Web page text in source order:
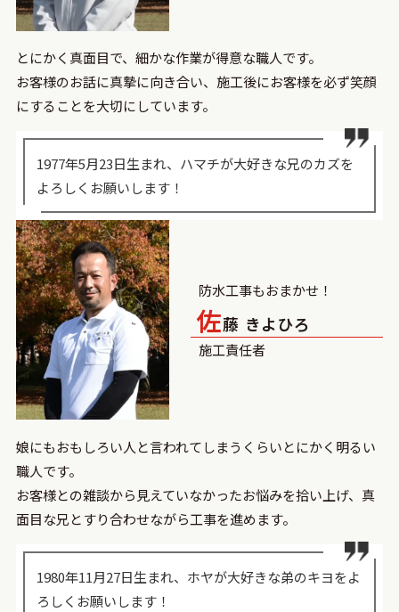
とにかく真面目で、細かな作業が得意な職人です。
お客様のお話に真摯に向き合い、施工後にお客様を必ず笑顔
にすることを大切にしています。
1977年5月23日生まれ、ハマチが大好きな兄のカズを
よろしくお願いします！
防水工事もおまかせ！
佐藤 きよひろ
施⼯責任者
娘にもおもしろい人と言われてしまうくらいとにかく明るい
職人です。
お客様との雑談から見えていなかったお悩みを拾い上げ、真
面目な兄とすり合わせながら工事を進めます。
1980年11月27日生まれ、ホヤが大好きな弟のキヨをよ
ろしくお願いします！